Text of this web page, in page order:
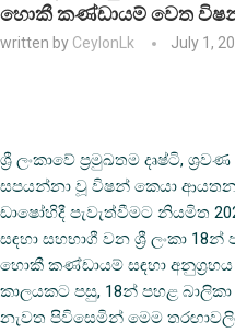
හොකී කණ්ඩායම් වෙත විෂන්
written by CeylonLk July 1,
ශ්‍රී ලංකාවේ ප්‍රමුඛතම දෘෂ්ටි,
සපයන්නා වූ විෂන් කෙයා
ඩාෂෝහිදී පැවැත්වීමට නියමිත
සඳහා සහභාගී වන ශ්‍රී ලංකා
හොකී කණ්ඩායම් සඳහා අනුග්‍රහය
කාලයකට පසු, 18න් පහළ
නැවත පිවිසෙමින් මෙම